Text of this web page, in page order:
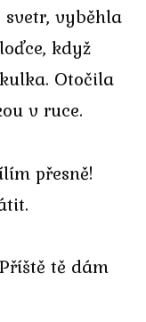
vyběhla
když
Otočila
v ruce.
přesně!
tě dám